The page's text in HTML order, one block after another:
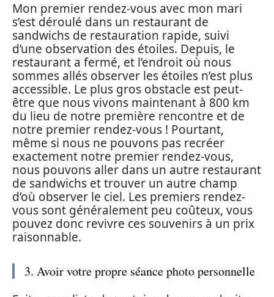
Mon premier rendez-vous avec mon mari
s’est déroulé dans un restaurant de
sandwichs de restauration rapide, suivi
d’une observation des étoiles. Depuis, le
restaurant a fermé, et l’endroit où nous
sommes allés observer les étoiles n’est plus
accessible. Le plus gros obstacle est peut-
être que nous vivons maintenant à 800 km
du lieu de notre première rencontre et de
notre premier rendez-vous ! Pourtant,
même si nous ne pouvons pas recréer
exactement notre premier rendez-vous,
nous pouvons aller dans un autre restaurant
de sandwichs et trouver un autre champ
d’où observer le ciel. Les premiers rendez-
vous sont généralement peu coûteux, vous
pouvez donc revivre ces souvenirs à un prix
raisonnable.
3. Avoir votre propre séance photo personnelle